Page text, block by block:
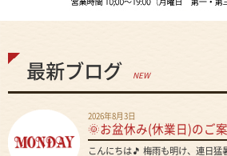
最新ブログ NEW
2026年8月3日
🌞お盆休み(休業日)のご
こんにちは🎵 梅雨も明け、連日